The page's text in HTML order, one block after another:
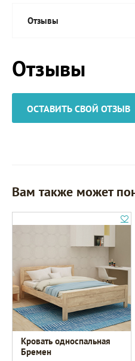
Отзывы
Отзывы
ОСТАВИТЬ СВОЙ ОТЗЫВ
Вам также может
Кровать односпальная
Бремен